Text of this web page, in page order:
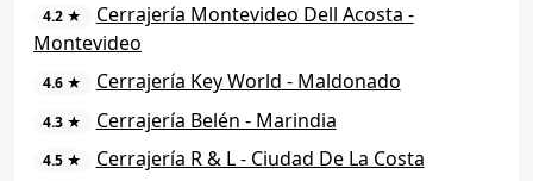
4.2 ★
Cerrajería Montevideo Dell Acosta -
Montevideo
4.6 ★ Cerrajería Key World - Maldonado
4.3 ★ Cerrajería Belén - Marindia
4.5 ★ Cerrajería R & L - Ciudad De La Costa